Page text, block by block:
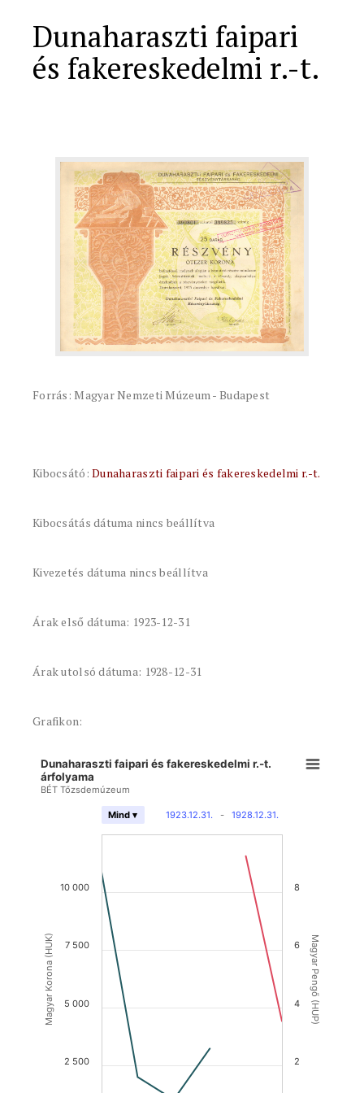
Dunaharaszti faipari
és fakereskedelmi r.-t.
Forrás: Magyar Nemzeti Múzeum - Budapest
Kibocsátó:Dunaharaszti faipari és fakereskedelmi r.-t.
Kibocsátás dátuma nincs beállítva
Kivezetés dátuma nincs beállítva
Árak első dátuma: 1923-12-31
Árak utolsó dátuma: 1928-12-31
Grafikon:
Magyar Korona (HUK) Magyar Pengő (HUP)
Dunaharaszti faipari és fakereskedelmi r.-t.
árfolyama
BÉT Tőzsdemúzeum
1923.12.31. - 1928.12.31.
Mind ▾
10 000
2 500
5 000
7 500
2
4
6
8